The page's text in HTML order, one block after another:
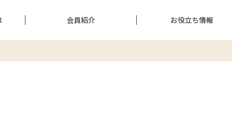
会員紹介 お役立ち情報